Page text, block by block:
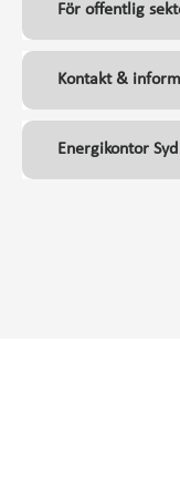
För offentlig
Kontakt &
Energikontor Syd